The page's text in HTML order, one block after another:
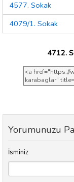
4577. Sokak
4079/1. Sokak
4712.
Yorumunuzu
İsminiz